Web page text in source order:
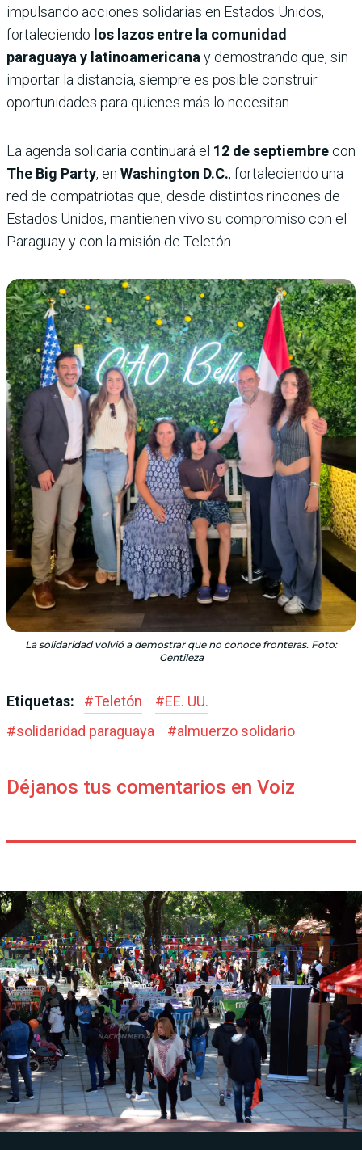
impulsando acciones solidarias en Estados Unidos,
fortaleciendo los lazos entre la comunidad
paraguaya y latinoamericana y demostrando que, sin
importar la distancia, siempre es posible construir
oportunidades para quienes más lo necesitan.
La agenda solidaria continuará el 12 de septiembre con
The Big Party, en Washington D.C., fortaleciendo una
red de compatriotas que, desde distintos rincones de
Estados Unidos, mantienen vivo su compromiso con el
Paraguay y con la misión de Teletón.
La solidaridad volvió a demostrar que no conoce fronteras. Foto:
Gentileza
Etiquetas: #Teletón #EE. UU.
#solidaridad paraguaya #almuerzo solidario
Déjanos tus comentarios en Voiz